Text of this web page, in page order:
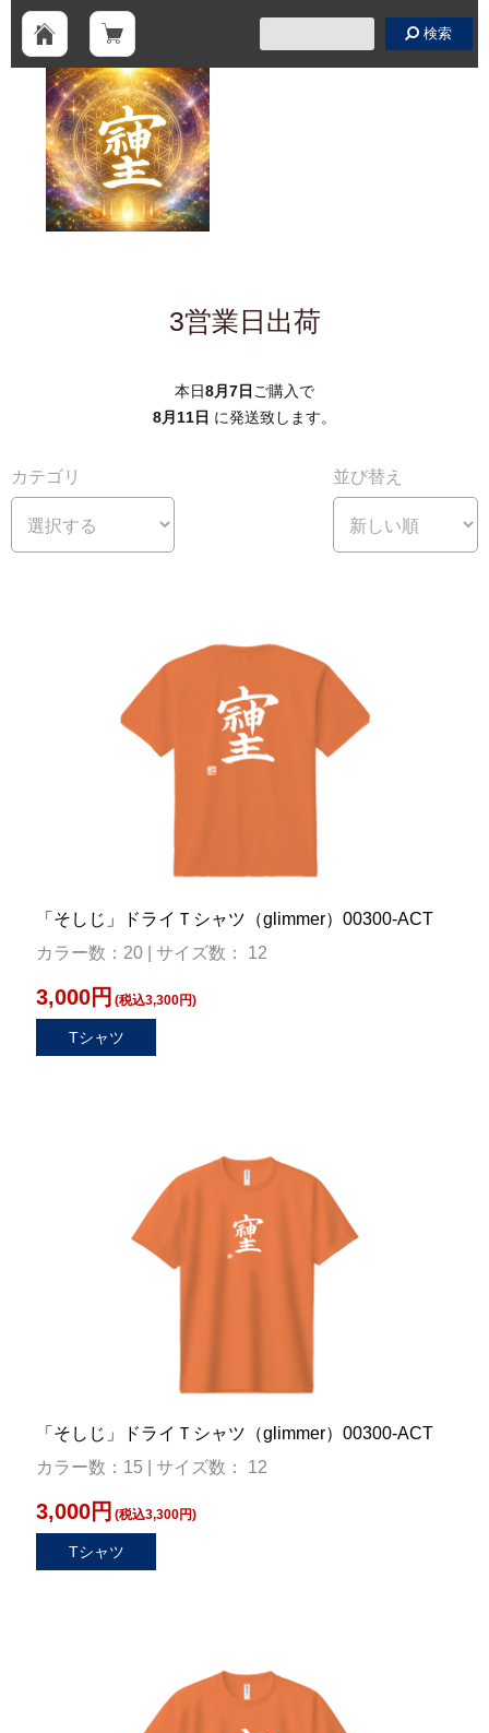
検索
3営業日出荷
本日8月7日 ご購入で
8月11日 に発送致します。
カテゴリ 並び替え
「そしじ」ドライＴシャツ（glimmer）00300-ACT
カラー数：20 | サイズ数： 12
3,000円 (税込3,300円)
Tシャツ
「そしじ」ドライＴシャツ（glimmer）00300-ACT
カラー数：15 | サイズ数： 12
3,000円 (税込3,300円)
Tシャツ